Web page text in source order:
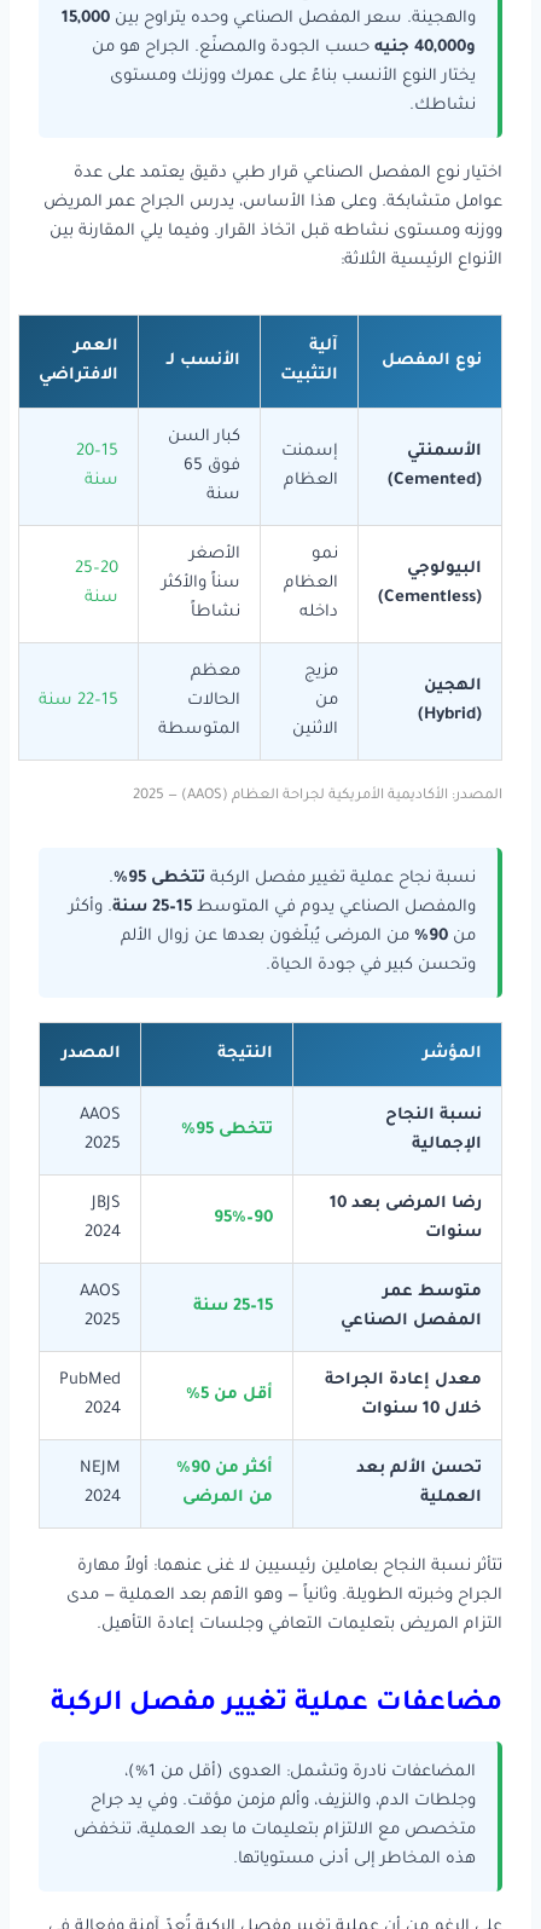
والهجينة. سعر المفصل الصناعي وحده يتراوح بين 15,000
و40,000 جنيه
حسب الجودة والمصنّع. الجراح هو من
يختار النوع الأنسب بناءً على عمرك ووزنك ومستوى
نشاطك.
اختيار نوع المفصل الصناعي قرار طبي دقيق يعتمد على عدة
عوامل متشابكة. وعلى هذا الأساس، يدرس الجراح عمر المريض
ووزنه ومستوى نشاطه قبل اتخاذ القرار. وفيما يلي المقارنة بين
الأنواع الرئيسية الثلاثة:
نوع المفصل
آلية
التثبيت
الأنسب لـ
العمر
الافتراضي
الأسمنتي
(Cemented)
إسمنت
العظام
كبار السن
فوق 65
سنة
15–20
سنة
البيولوجي
(Cementless)
نمو
العظام
داخله
الأصغر
سناً والأكثر
نشاطاً
20–25
سنة
الهجين
(Hybrid)
مزيج
من
الاثنين
معظم
الحالات
المتوسطة
15–22 سنة
المصدر: الأكاديمية الأمريكية لجراحة العظام (AAOS) — 2025
نسبة نجاح عملية تغيير مفصل الركبة تتخطى 95%
.
والمفصل الصناعي يدوم في المتوسط 15–25 سنة
. وأكثر
من 90%
من المرضى يُبلّغون بعدها عن زوال الألم
وتحسن كبير في جودة الحياة.
المؤشر النتيجة المصدر
نسبة النجاح
الإجمالية
تتخطى 95%
AAOS
2025
رضا المرضى بعد 10
سنوات
90–95%
JBJS
2024
متوسط عمر
المفصل الصناعي
15–25 سنة
AAOS
2025
معدل إعادة الجراحة
خلال 10 سنوات
أقل من 5%
PubMed
2024
تحسن الألم بعد
العملية
أكثر من 90%
من المرضى
NEJM
2024
تتأثر نسبة النجاح بعاملين رئيسيين لا غنى عنهما: أولاً مهارة
الجراح وخبرته الطويلة. وثانياً — وهو الأهم بعد العملية — مدى
التزام المريض بتعليمات التعافي وجلسات إعادة التأهيل.
مضاعفات عملية تغيير مفصل الركبة
المضاعفات نادرة وتشمل: العدوى (أقل من 1%)،
وجلطات الدم، والنزيف، وألم مزمن مؤقت. وفي يد جراح
متخصص مع الالتزام بتعليمات ما بعد العملية، تنخفض
هذه المخاطر إلى أدنى مستوياتها.